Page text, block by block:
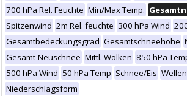
700 hPa Rel. Feuchte Min/Max Temp.
Spitzenwind 2m Rel. feuchte 300 hPa Wind
Gesamtbedeckungsgrad Gesamtschneehöhe
Gesamt-Neuschnee Mittl. Wolken 850 hPa
500 hPa Wind 50 hPa Temp Schnee/Eis
Niederschlagsform